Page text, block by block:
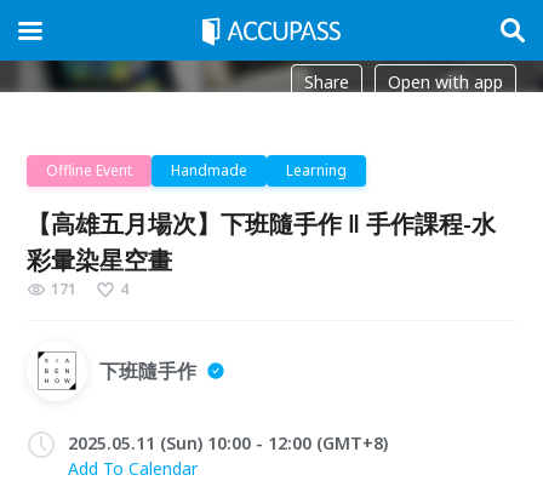
Share Open with app
Offline Event Handmade Learning
【高雄五月場次】下班隨手作 ‖ 手作課程-水
彩暈染星空畫
171 4
下班隨手作
2025.05.11 (Sun) 10:00 - 12:00 (GMT+8)
Add To Calendar